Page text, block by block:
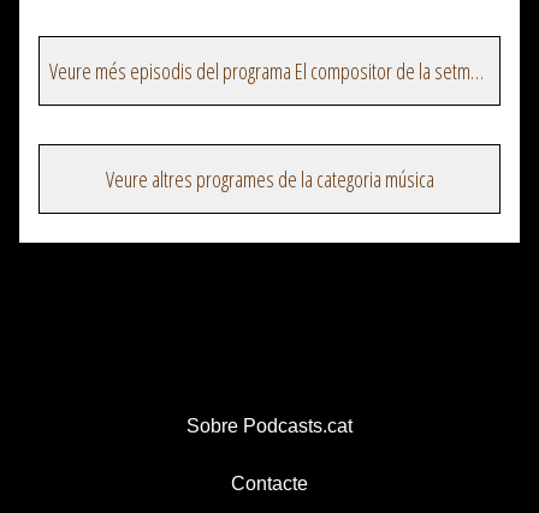
Veure més episodis del programa El compositor de la setmana
Veure altres programes de la categoria música
Sobre Podcasts.cat
Contacte